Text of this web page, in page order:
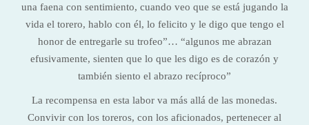
una faena con sentimiento, cuando veo que se está jugando la
vida el torero, hablo con él, lo felicito y le digo que tengo el
honor de entregarle su trofeo”… “algunos me abrazan
efusivamente, sienten que lo que les digo es de corazón y
también siento el abrazo recíproco”
La recompensa en esta labor va más allá de las monedas.
Convivir con los toreros, con los aficionados, pertenecer al